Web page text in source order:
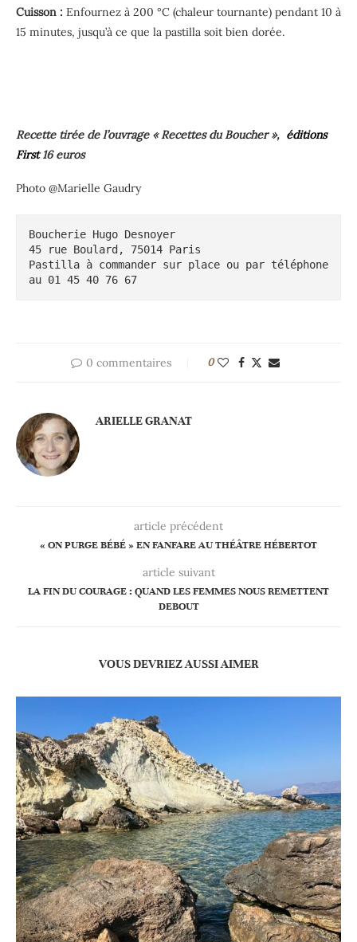
Cuisson : Enfournez à 200 °C (chaleur tournante) pendant 10 à
15 minutes, jusqu’à ce que la pastilla soit bien dorée.
Recette tirée de l’ouvrage « Recettes du Boucher », éditions
First16 euros
Photo @Marielle Gaudry
Boucherie Hugo Desnoyer
45 rue Boulard, 75014 Paris
Pastilla à commander sur place ou par téléphone
au 01 45 40 76 67
0 commentaires 0
ARIELLE GRANAT
article précédent
« ON PURGE BÉBÉ » EN FANFARE AU THÉÂTRE HÉBERTOT
article suivant
LA FIN DU COURAGE : QUAND LES FEMMES NOUS REMETTENT
DEBOUT
VOUS DEVRIEZ AUSSI AIMER